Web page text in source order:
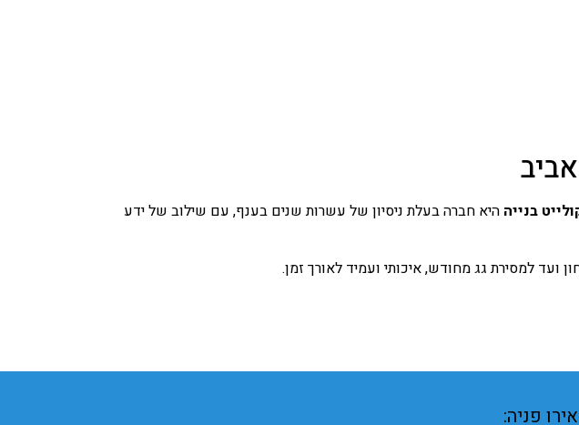
בנייה היא חברה בעלת ניסיון של עשרות שנים בענף, עם שילוב של ידע
ועד למסירת גג מחודש, איכותי ועמיד לאורך זמן.
פניה: